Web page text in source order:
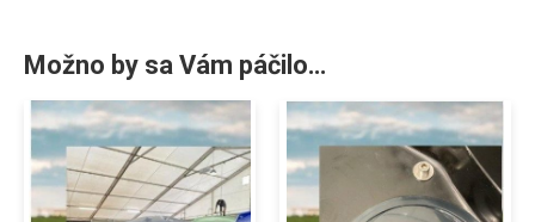
Možno by sa Vám páčilo…